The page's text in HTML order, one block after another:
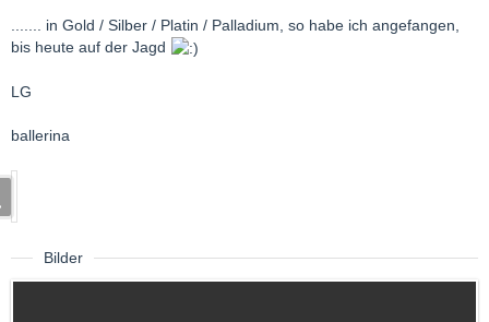
....... in Gold / Silber / Platin / Palladium, so habe ich angefangen,
bis heute auf der Jagd
LG
ballerina
Bilder